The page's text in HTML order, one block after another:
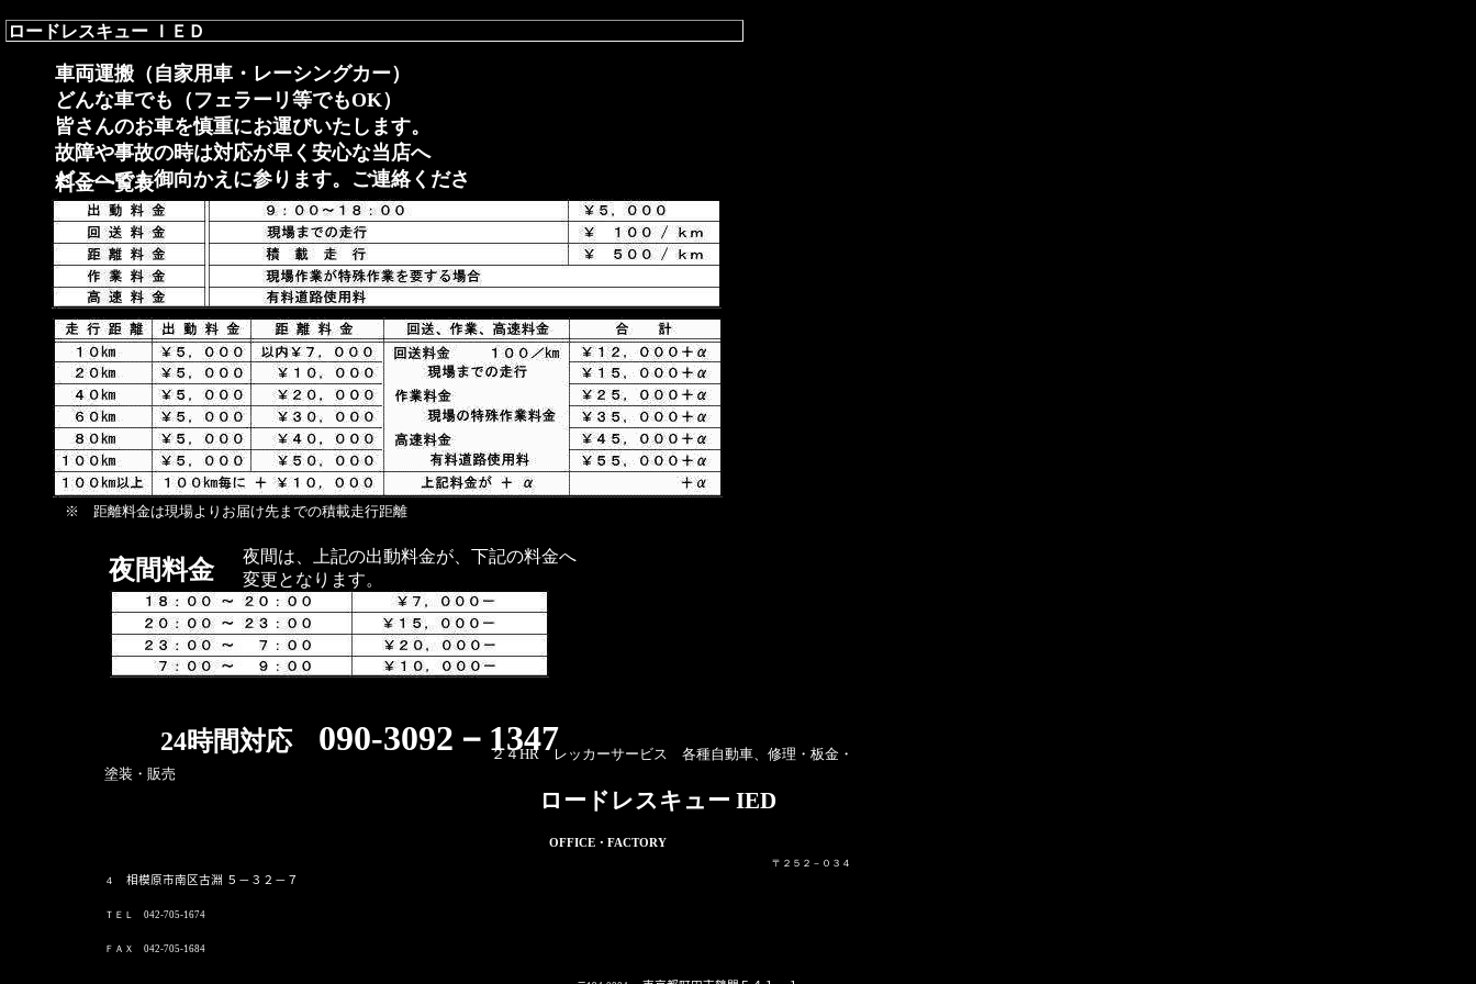
ロードレスキュー ＩＥＤ
２４HR レッカーサービス 各種自動車、修理・板金・
塗装・販売
ロードレスキュー IED
OFFICE・ FACTORY
〒２５２－０３４
４
相模原市南区古淵 ５－３２－７
ＴＥＬ 042-705-1674
ＦＡＸ 042-705-1684
24時間対応 090-3092－1347
夜間は、上記の出動料金が、下記の料金へ
変更となります。
夜間料金
車両運搬（自家用車・レーシングカー）
どんな車でも（フェラーリ等でもOK）
皆さんのお車を慎重にお運びいたします。
故障や事故の時は対応が早く安心な当店へ
どこへでも御向かえに参ります。ご連絡くださ
い。
料金一覧表
※ 距離料金は現場よりお届け先までの積載走行距離